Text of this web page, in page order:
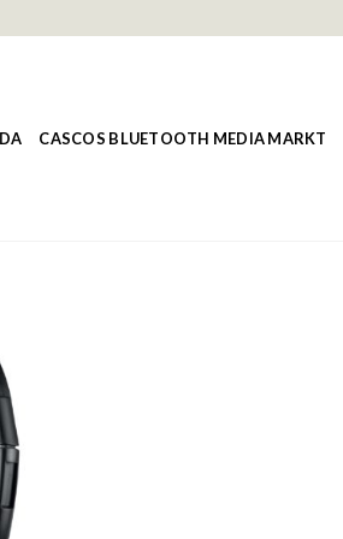
CASCOS BLUETOOTH MEDIA MARKT